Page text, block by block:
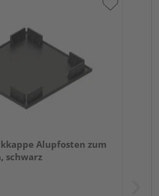
Alupfosten zum
schwarz